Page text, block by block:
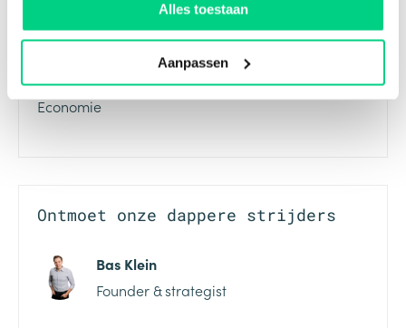
Alles toestaan
Aanpassen
Educatie & ervaring:
Hogeschool van Amsterdam – Commerciële
Economie
Ontmoet onze dappere strijders
Bas Klein
Founder & strategist